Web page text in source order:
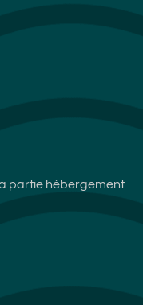
partie hébergement